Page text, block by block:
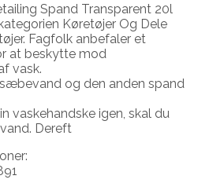
Spand Transparent 20l
Køretøjer Og Dele
Fagfolk anbefaler et
at beskytte mod
vask.
og den anden spand
vaskehandske igen, skal du
Dereft